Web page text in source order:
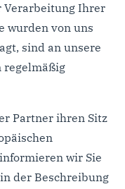
Verarbeitung Ihrer
wurden von uns
sind an unsere
regelmäßig
Partner ihren Sitz
wir Sie
der Beschreibung